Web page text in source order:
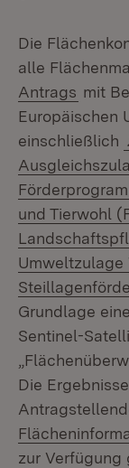
Die
alle
Antrags mit
Europäischen
einschließlich
und Tierwohl
Umweltzulage
Grundlage
Sentinel-
Die
zur